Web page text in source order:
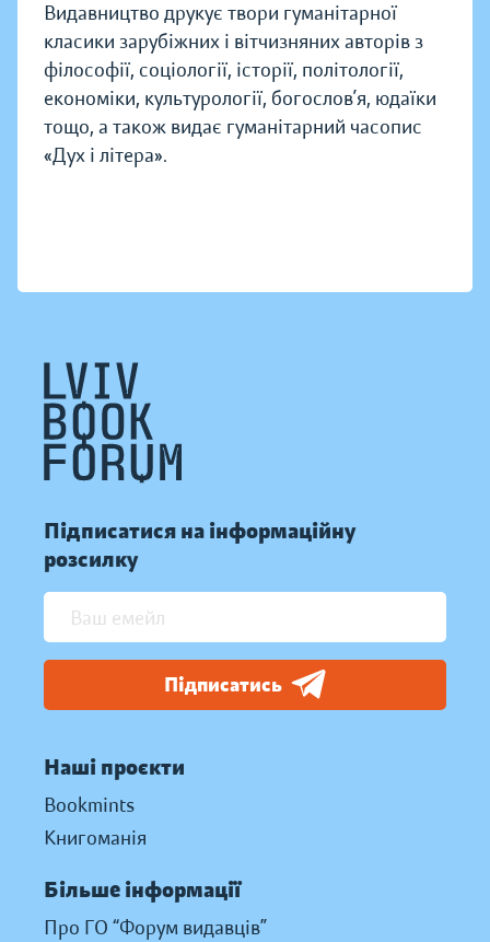
Видавництво друкує твори гуманітарної
класики зарубіжних і вітчизняних авторів з
філософії, соціології, історії, політології,
економіки, культурології, богослов’я, юдаїки
тощо, а також видає гуманітарний часопис
«Дух і літера».
Підписатися на інформаційну
розсилку
Підписатись
Наші проєкти
Bookmints
Книгоманія
Більше інформації
Про ГО “Форум видавців”